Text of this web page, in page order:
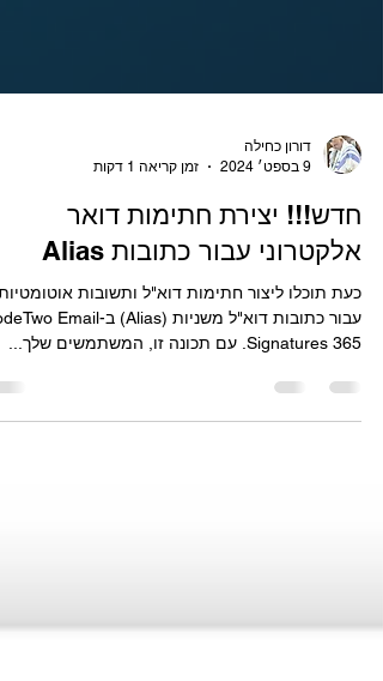
9 בספט׳ 2024
זמן קריאה 1 דקות
חדש!!! יצירת חתימות דואר
אלקטרוני עבור כתובות Alias
כעת תוכלו ליצור חתימות דוא"ל ותשובות
Signatures 365. עם תכונה זו, המשתמשים שלך...